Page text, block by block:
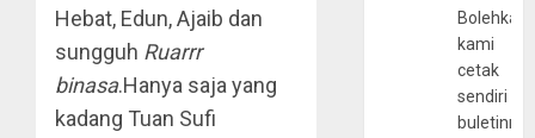
Hebat, Edun, Ajaib dan
sungguh Ruarrr
binasa.Hanya saja yang
kadang Tuan Sufi
Bolehkah
kami
cetak
sendiri